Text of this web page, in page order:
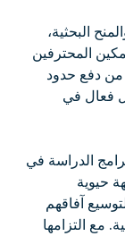
البحثية،
المحترفين
دفع حدود
فعال في
الدراسة في
حيوية
آفاقهم
مع التزامها